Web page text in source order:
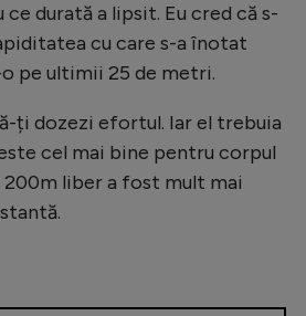
ce durată a lipsit. Eu cred că s-
cu care s-a înotat
pe ultimii 25 de metri.
ți dozezi efortul. Iar el trebuia
cel mai bine pentru corpul
200m liber a fost mult mai